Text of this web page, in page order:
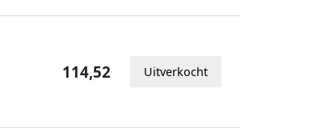
114,52 Uitverkocht